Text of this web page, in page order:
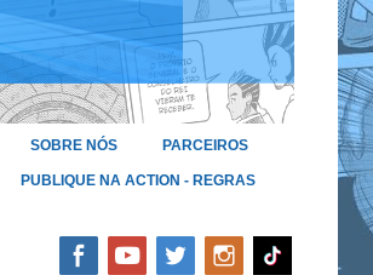
SOBRE NÓS PARCEIROS
PUBLIQUE NA ACTION - REGRAS